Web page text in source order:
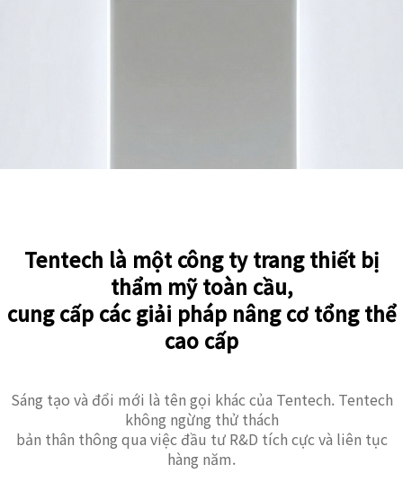
Tentech là một công ty trang thiết bị
thẩm mỹ toàn cầu,
cung cấp các giải pháp nâng cơ tổng thể
cao cấp
Sáng tạo và đổi mới là tên gọi khác của Tentech. Tentech
không ngừng thử thách
bản thân thông qua việc đầu tư R&D tích cực và liên tục
hàng năm.